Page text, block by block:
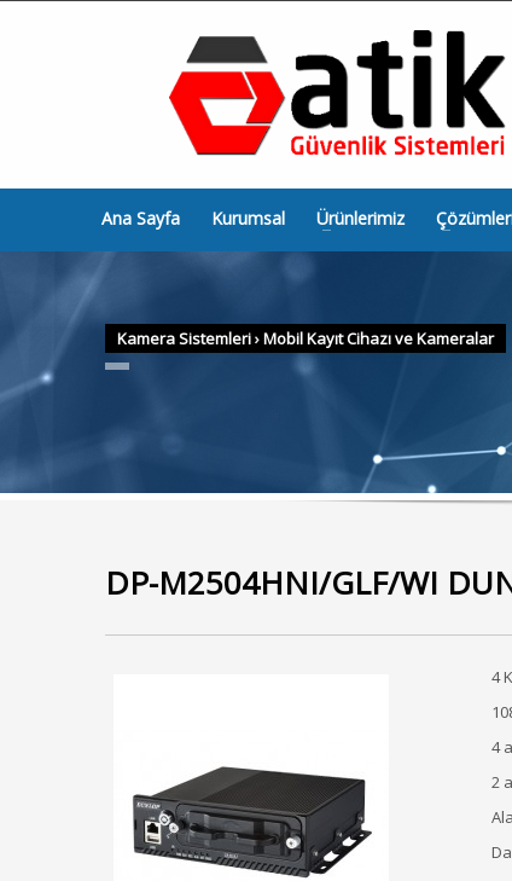
Ana Sayfa Kurumsal Ürünlerimiz
Kamera Sistemleri›Mobil Kayıt Cihazı ve Kameralar
DP-M2504HNI/GLF/WI
4
4
2